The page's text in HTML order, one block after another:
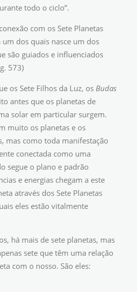
todo o ciclo”.
com os Sete Planetas
um dos quais nasce um dos
são guiados e influenciados
573)
os Sete Filhos da Luz, os Budas
antes que os planetas de
solar em particular surgem.
muito os planetas e os
mas como toda manifestação
conectada como uma
segue o plano e padrão
e energias chegam a este
através dos Sete Planetas
eles estão vitalmente
há mais de sete planetas, mas
sete que têm uma relação
com o nosso. São eles: